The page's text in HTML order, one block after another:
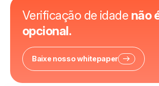
Verificação de idade não
opcional.
Baixe nosso whitepaper